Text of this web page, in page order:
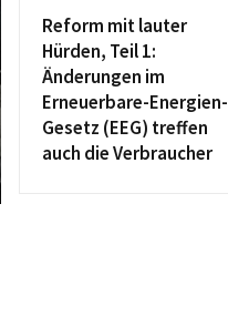
Reform mit lauter
Hürden, Teil 1:
Änderungen im
Erneuerbare-Energien-
Gesetz (EEG) treffen
auch die Verbraucher